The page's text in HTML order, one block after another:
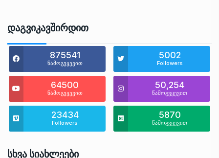
Დაგვიკავშირდით
875541
წამოგვყევით
5002
Followers
64500
წამოგვყევით
50,254
წამოგვყევით
23434
Followers
5870
წამოგვყევით
Სხვა Სიახლეები